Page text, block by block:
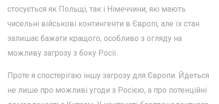
стосується як Польщі, так і Німеччини, які мають
чисельні військові контингенти в Європі, але їх стан
залишає бажати кращого, особливо з огляду на
можливу загрозу з боку Росії.
Проте я спостерігаю іншу загрозу для Європи. Йдеться
не лише про можливі угоди з Росією, а про потенційні